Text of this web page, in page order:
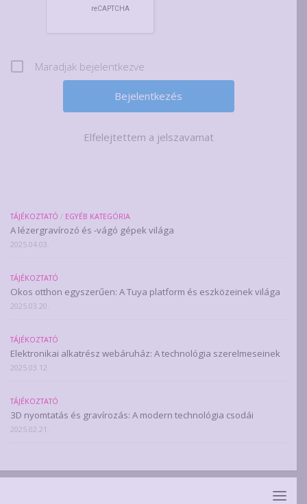
Maradjak bejelentkezve
Elfelejtettem a jelszavamat
TÁJÉKOZTATÓ / EGYÉB KATEGÓRIA
A lézergravírozó és -vágó gépek világa
2025.04.03.
TÁJÉKOZTATÓ
Okos otthon egyszerűen: A Tuya platform és eszközeinek világa
2025.03.20.
TÁJÉKOZTATÓ
Elektronikai alkatrész webáruház: A technológia szerelmeseinek
2025.03.12.
TÁJÉKOZTATÓ
3D nyomtatás és gravírozás: A modern technológia csodái
2025.02.21.